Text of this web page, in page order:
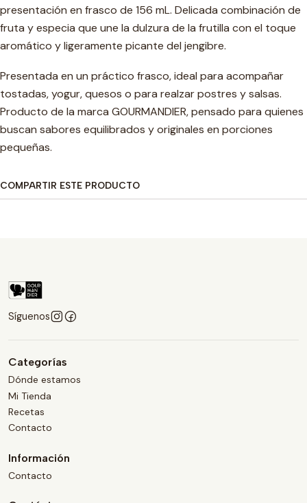
presentación en frasco de 156 mL. Delicada combinación de
fruta y especia que une la dulzura de la frutilla con el toque
aromático y ligeramente picante del jengibre.
Presentada en un práctico frasco, ideal para acompañar
tostadas, yogur, quesos o para realzar postres y salsas.
Producto de la marca GOURMANDIER, pensado para quienes
buscan sabores equilibrados y originales en porciones
pequeñas.
COMPARTIR ESTE PRODUCTO
Síguenos
Categorías
Dónde estamos
Mi Tienda
Recetas
Contacto
Información
Contacto